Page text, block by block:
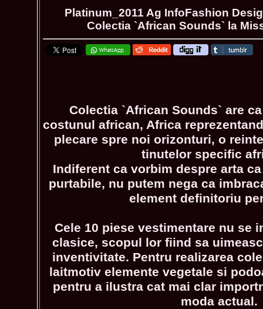
Platinum_2011 Ag InfoFashion
Colectia `African Sounds` la
Colectia `African Sounds` are
costunul african, Africa
plecare spre noi orizonturi, o
tinutelor specific
Indiferent ca vorbim despre arta
purtabile, nu putem nega ca
element definitoriu
Cele 10 piese vestimentare nu se
clasice, scopul lor fiind sa
inventivitate. Pentru realizarea
laitmotiv elemente vegetale si
pentru a ilustra cat mai clar
moda actual.